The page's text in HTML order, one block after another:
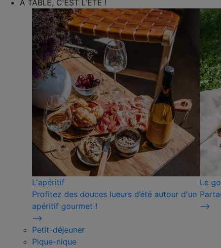
À TABLE, C'EST L'ÉTÉ !
L'apéritif
Profitez des douces lueurs d’été autour d'un
apéritif gourmet !
⟶
Le
⟶
Petit-déjeuner
Pique-nique